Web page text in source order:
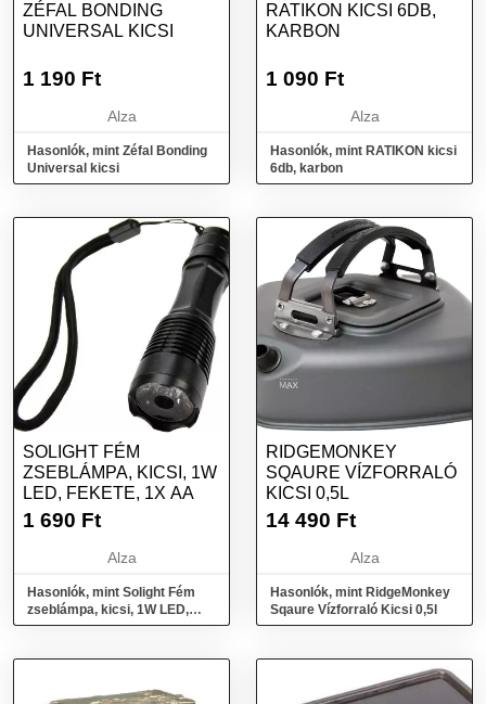
ZÉFAL BONDING
UNIVERSAL KICSI
1 190 Ft
Alza
Hasonlók, mint Zéfal Bonding
Universal kicsi
RATIKON KICSI 6DB,
KARBON
1 090 Ft
Alza
Hasonlók, mint RATIKON kicsi
6db, karbon
SOLIGHT FÉM
ZSEBLÁMPA, KICSI, 1W
LED, FEKETE, 1X AA
1 690 Ft
Alza
Hasonlók, mint Solight Fém
zseblámpa, kicsi, 1W LED,
fekete, 1x AA
RIDGEMONKEY
SQAURE VÍZFORRALÓ
KICSI 0,5L
14 490 Ft
Alza
Hasonlók, mint RidgeMonkey
Sqaure Vízforraló Kicsi 0,5l